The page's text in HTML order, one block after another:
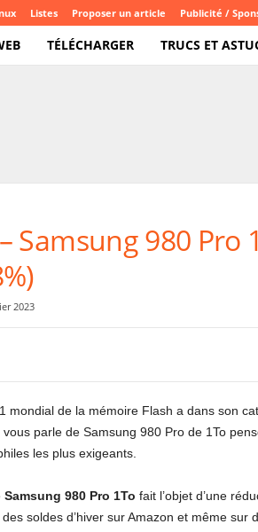
Listes Proposer un article Publicité /
TÉLÉCHARGER TRUCS ET
Samsung 980 Pro
2023
mondial de la mémoire Flash a dans son
parle de Samsung 980 Pro de 1To
les plus exigeants.
Samsung 980 Pro 1To fait l’objet d’une
soldes d’hiver sur Amazon et même sur